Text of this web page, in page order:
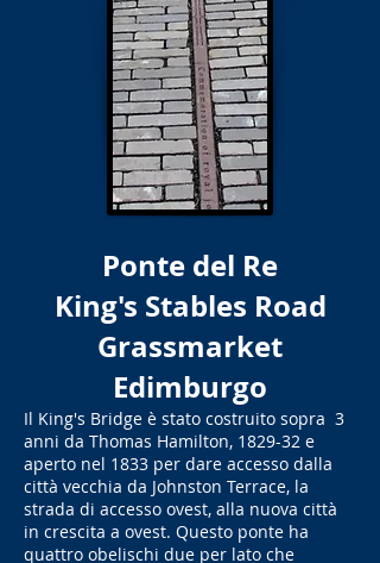
Ponte del Re
King's Stables Road
Grassmarket
Edimburgo
Il King's Bridge è stato costruito sopra 3
anni da Thomas Hamilton, 1829-32 e
aperto nel 1833 per dare accesso dalla
città vecchia da Johnston Terrace, la
strada di accesso ovest, alla nuova città
in crescita a ovest. Questo ponte ha
quattro obelischi due per lato che